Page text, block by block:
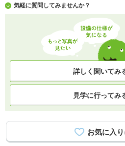
気軽に質問してみませんか？
詳しく聞いてみ
見学に行ってみ